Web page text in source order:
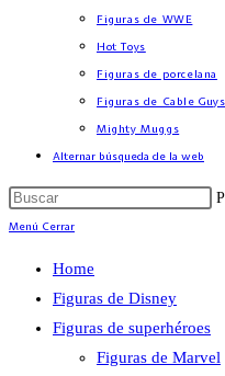
Figuras de WWE
Hot Toys
Figuras de porcelana
Figuras de Cable
Mighty Muggs
Alternar búsqueda de la web
Menú Cerrar
Home
Figuras de Disney
Figuras de superhéroes
Figuras de Marvel